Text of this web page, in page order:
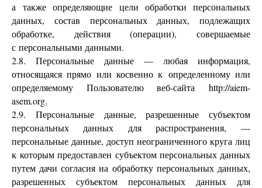
а также определяющие цели обработки персональных
данных, состав персональных данных, подлежащих
обработке, действия (операции), совершаемые
с персональными данными.
2.8. Персональные данные — любая информация,
относящаяся прямо или косвенно к определенному или
определяемому Пользователю веб-сайта http://aiem-
asem.org.
2.9. Персональные данные, разрешенные субъектом
персональных данных для распространения, —
персональные данные, доступ неограниченного круга лиц
к которым предоставлен субъектом персональных данных
путем дачи согласия на обработку персональных данных,
разрешенных субъектом персональных данных для